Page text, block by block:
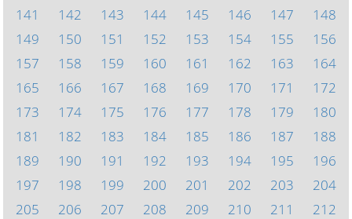
141
142 143 144 145 146 147
148
149
150 151 152 153 154 155
156
157
158 159 160 161 162 163
164
165
166 167 168 169 170 171
172
173
174 175 176 177 178 179
180
181
182 183 184 185 186 187
188
189
190 191 192 193 194 195
196
197
198 199 200 201 202 203
204
205
206 207 208 209 210 211
212